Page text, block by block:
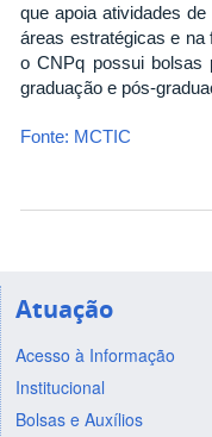
que apoia atividades
áreas estratégicas e na
o CNPq possui bolsas
graduação e pós-
Fonte: MCTIC
Atuação
Acesso à Informação
Institucional
Bolsas e Auxílios